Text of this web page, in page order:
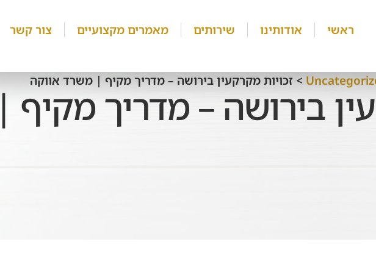
ראשי אודותינו שירותים מאמרים מקצועיים צור קשר
> זכויות מקרקעין בירושה – מדריך מקיף | משרד אווקה
בירושה – מדריך